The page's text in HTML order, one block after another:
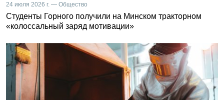
24 июля 2026 г. — Общество
Студенты Горного получили на Минском тракторном
«колоссальный заряд мотивации»